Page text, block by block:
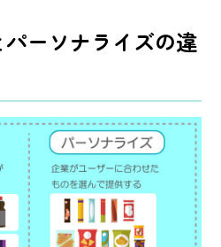
ーソナライズの違